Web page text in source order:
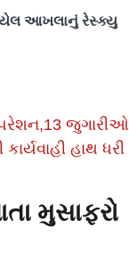
આખલાનું રેસ્ક્યુ
જુગારીઓ
કાર્યવાહી હાથ ધરી
મુસાફરો